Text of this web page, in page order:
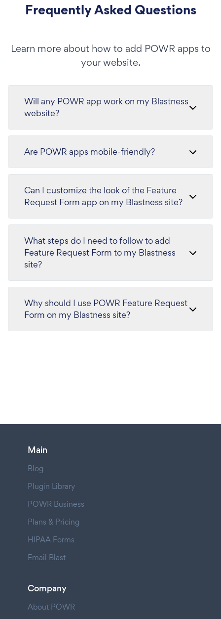
Frequently Asked Questions
Learn more about how to add POWR apps to
your website.
Will any POWR app work on my Blastness
website?
Are POWR apps mobile-friendly?
Can I customize the look of the Feature
Request Form app on my Blastness site?
What steps do I need to follow to add
Feature Request Form to my Blastness
site?
Why should I use POWR Feature Request
Form on my Blastness site?
Main
Blog
Plugin Library
POWR Business
Plans & Pricing
HIPAA Forms
Email Blast
Company
About POWR